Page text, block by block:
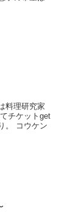
料理研究家
チケットget
。 コウケン